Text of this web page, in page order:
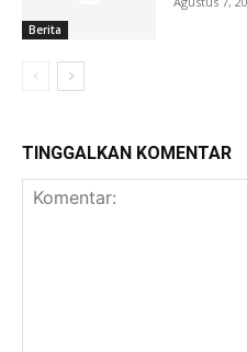
Berita
TINGGALKAN KOMENTAR